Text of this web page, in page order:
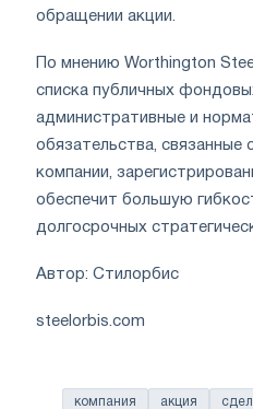
обращении акции.
По мнению Worthington
списка публичных
административные и
обязательства, связанные
компании,
обеспечит большую
долгосрочных
Автор: Стилорбис
steelorbis.com
компания акция